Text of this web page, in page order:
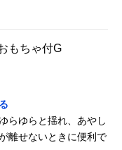
らゆらと揺れ、あやし
離せないときに便利で